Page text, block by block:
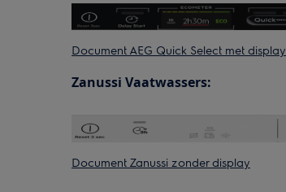
Document AEG Quick Select met display
Zanussi Vaatwassers:
Document Zanussi zonder display